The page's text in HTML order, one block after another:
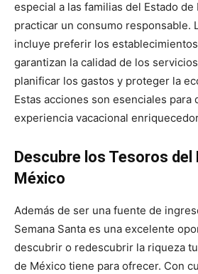
especial a las familias del Estado de
practicar un consumo responsable.
incluye preferir los
garantizan la calidad de los
planificar los gastos y proteger la
Estas acciones son esenciales para
experiencia vacacional
Descubre los Tesoros del
México
Además de ser una fuente de
Semana Santa es una excelente
descubrir o redescubrir la riqueza
de México tiene para ofrecer. Con